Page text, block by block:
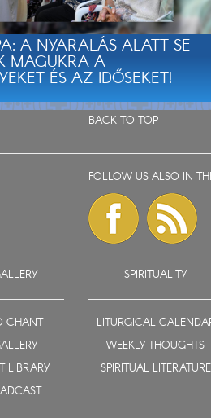
A NYARALÁS ALATT SE
MAGUKRA A
ÉS AZ IDŐSEKET!
BACK TO TOP
FOLLOW US ALSO IN
CHANT
LIBRARY
SPIRITUALITY
LITURGICAL
WEEKLY THOUGHTS
SPIRITUAL LITERATURE